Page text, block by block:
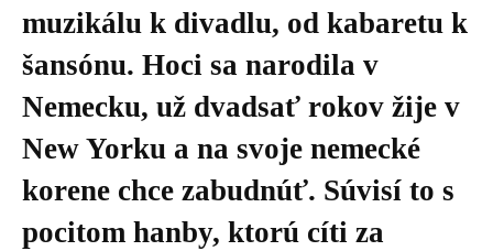
muzikálu k divadlu, od kabaretu k
šansónu. Hoci sa narodila v
Nemecku, už dvadsať rokov žije v
New Yorku a na svoje nemecké
korene chce zabudnúť. Súvisí to s
pocitom hanby, ktorú cíti za